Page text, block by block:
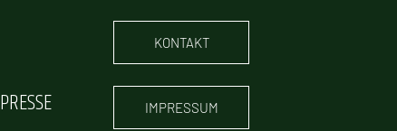
PRESSE
KONTAKT
IMPRESSUM